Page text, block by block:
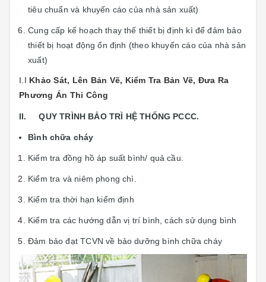
tiêu chuẩn và khuyến cáo của nhà sản xuất)
Cung cấp kế hoạch thay thế thiết bị định kì để đảm bảo
thiết bị hoạt động ổn định (theo khuyến cáo của nhà sản
xuất)
I.I Khảo Sát, Lên Bản Vẽ, Kiểm Tra Bản Vẽ, Đưa Ra
Phương Án Thi Công
II. QUY TRÌNH BẢO TRÌ HỆ THỐNG PCCC.
Bình chữa cháy
Kiểm tra đồng hồ áp suất bình/ quả cầu.
Kiểm tra và niêm phong chì.
Kiểm tra thời hạn kiểm định
Kiểm tra các hướng dẫn vị trí bình, cách sử dụng bình
Đảm bảo đạt TCVN về bảo dưỡng bình chữa cháy